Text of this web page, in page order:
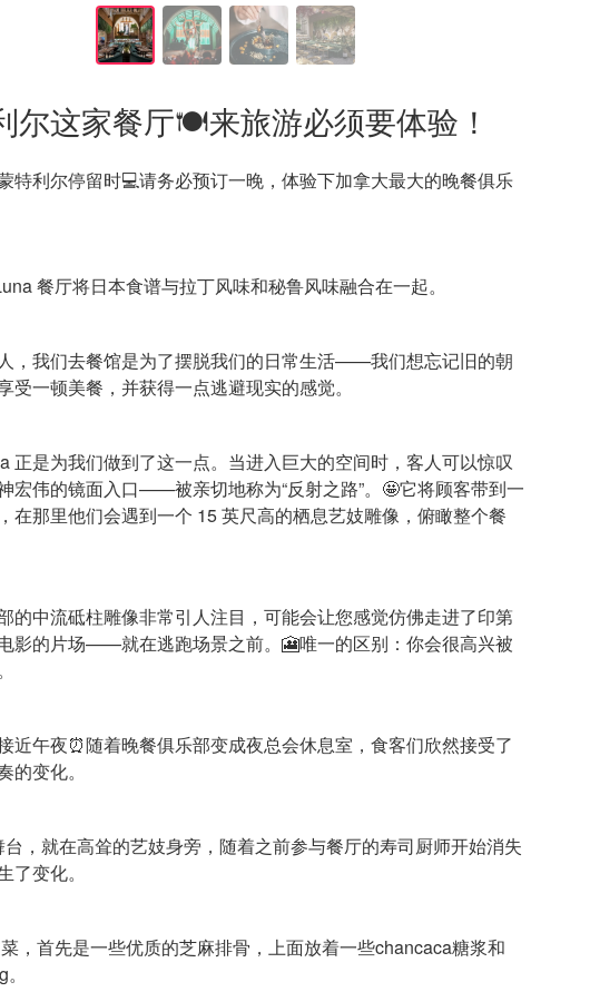
尔这家餐厅🍽来旅游必须要体验！
特利尔停留时💻请务必预订一晚，体验下加拿大最大的晚餐俱乐
餐厅将日本食谱与拉丁风味和秘鲁风味融合在一起。
，我们去餐馆是为了摆脱我们的日常生活——我们想忘记旧的朝
受一顿美餐，并获得一点逃避现实的感觉。
正是为我们做到了这一点。当进入巨大的空间时，客人可以惊叹
宏伟的镜面入口——被亲切地称为“反射之路”。🤩它将顾客带到一
在那里他们会遇到一个 15 英尺高的栖息艺妓雕像，俯瞰整个餐
的中流砥柱雕像非常引人注目，可能会让您感觉仿佛走进了印第
影的片场——就在逃跑场景之前。🎦唯一的区别：你会很高兴被
近午夜⏰随着晚餐俱乐部变成夜总会休息室，食客们欣然接受了
的变化。
台，就在高耸的艺妓身旁，随着之前参与餐厅的寿司厨师开始消失
了变化。
菜，首先是一些优质的芝麻排骨，上面放着一些chancaca糖浆和